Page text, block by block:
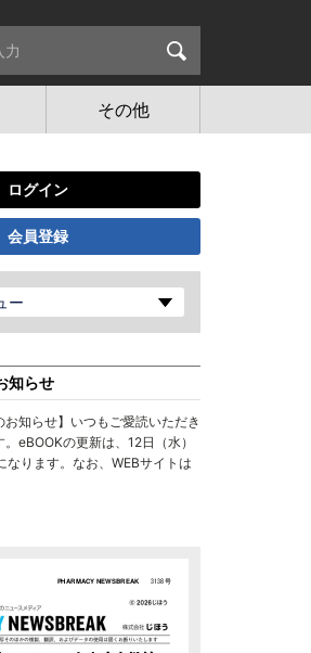
その他
ログイン
会員登録
ー
知らせ
お知らせ】いつもご愛読いただき
eBOOKの更新は、12日（水）
なります。なお、WEBサイトは